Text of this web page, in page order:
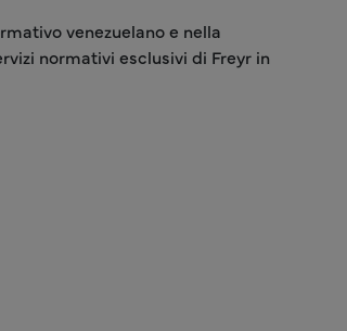
venezuelano e nella
normativi esclusivi di Freyr in